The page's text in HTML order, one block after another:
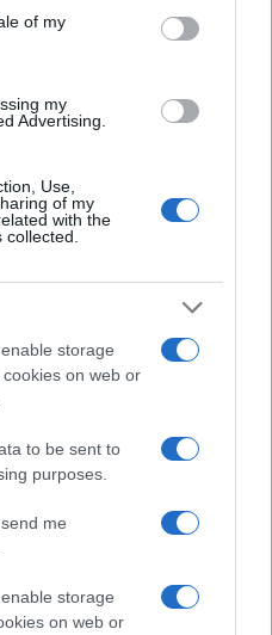
of my
my
Advertising.
Use,
of my
with the
storage
on web or
to be sent to
purposes.
me
storage
on web or
anni di storia vitivinicola